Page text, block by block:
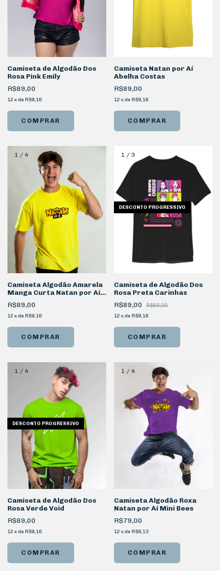
Camiseta de Algodão Dos
Rosa Pink Emily
R$89,00
12 x de R$9,16
COMPRAR
Camiseta Natan por Aí
Abelha Costas
R$89,00
12 x de R$9,16
COMPRAR
1 / 4
Camiseta Algodão Amarela
Manga Curta Natan por Aí
Logo
R$89,00
12 x de R$9,16
COMPRAR
1/ 3
DESCONTO PROGRESSIVO
Camiseta de Algodão Dos
Rosa Preta Carinhas
R$89,00
R$89,00
12 x de R$9,16
COMPRAR
1 / 4
DESCONTO PROGRESSIVO
Camiseta de Algodão Dos
Rosa Verde Void
R$89,00
12 x de R$9,16
COMPRAR
1 / 4
Camiseta Algodão Roxa
Natan por Aí Mini Bees
R$79,00
12 x de R$8,13
COMPRAR